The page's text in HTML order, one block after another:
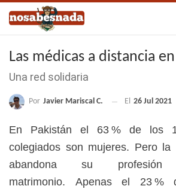
Las médicas a distancia
Una red solidaria
Por Javier Mariscal C. El 26 Jul 2021
En Pakistán el 63 % de los
colegiados son mujeres. Pero la
abandona su
matrimonio. Apenas el 23 %